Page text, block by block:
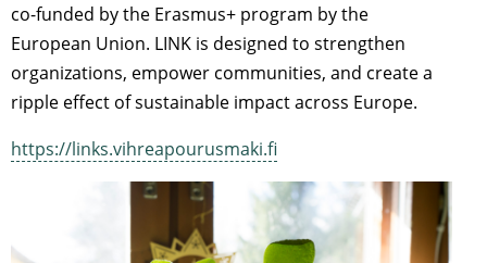
co-funded by the Erasmus+ program by the
European Union. LINK is designed to strengthen
organizations, empower communities, and create a
ripple effect of sustainable impact across Europe.
https://links.vihreapourusmaki.fi